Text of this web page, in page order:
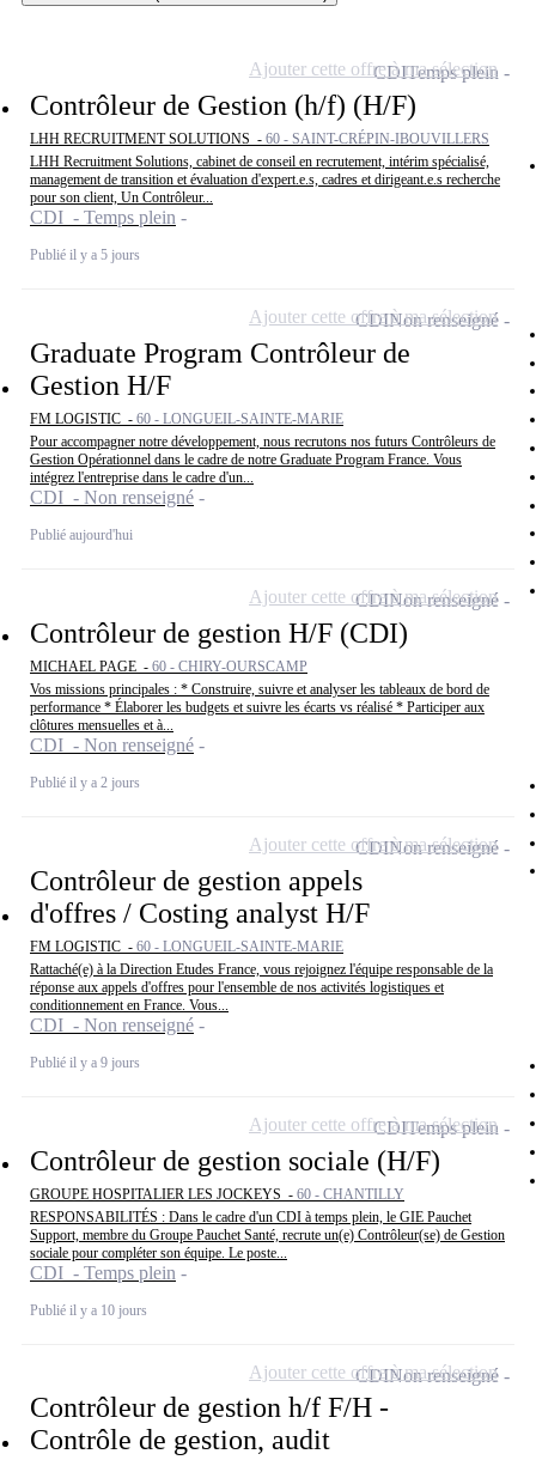
Contrôleur de Gestion (h/f) (H/F)
LHH RECRUITMENT SOLUTIONS - 60 - SAINT-CRÉPIN-IBOUVILLERS
LHH Recruitment Solutions, cabinet de conseil en recrutement, intérim spécialisé,
management de transition et évaluation d'expert.e.s, cadres et dirigeant.e.s recherche
pour son client, Un Contrôleur...
CDI - Temps plein
Publié il y a 5 jours
CDITemps plein
Ajouter cette offre à ma sélection
Graduate Program Contrôleur de
Gestion H/F
FM LOGISTIC - 60 - LONGUEIL-SAINTE-MARIE
Pour accompagner notre développement, nous recrutons nos futurs Contrôleurs de
Gestion Opérationnel dans le cadre de notre Graduate Program France. Vous
intégrez l'entreprise dans le cadre d'un...
CDI - Non renseigné
Publié aujourd'hui
CDINon renseigné
Ajouter cette offre à ma sélection
Contrôleur de gestion H/F (CDI)
MICHAEL PAGE - 60 - CHIRY-OURSCAMP
Vos missions principales : * Construire, suivre et analyser les tableaux de bord de
performance * Élaborer les budgets et suivre les écarts vs réalisé * Participer aux
clôtures mensuelles et à...
CDI - Non renseigné
Publié il y a 2 jours
CDINon renseigné
Ajouter cette offre à ma sélection
Contrôleur de gestion appels
d'offres / Costing analyst H/F
FM LOGISTIC - 60 - LONGUEIL-SAINTE-MARIE
Rattaché(e) à la Direction Etudes France, vous rejoignez l'équipe responsable de la
réponse aux appels d'offres pour l'ensemble de nos activités logistiques et
conditionnement en France. Vous...
CDI - Non renseigné
Publié il y a 9 jours
CDINon renseigné
Ajouter cette offre à ma sélection
Contrôleur de gestion sociale (H/F)
GROUPE HOSPITALIER LES JOCKEYS - 60 - CHANTILLY
RESPONSABILITÉS : Dans le cadre d'un CDI à temps plein, le GIE Pauchet
Support, membre du Groupe Pauchet Santé, recrute un(e) Contrôleur(se) de Gestion
sociale pour compléter son équipe. Le poste...
CDI - Temps plein
Publié il y a 10 jours
CDITemps plein
Ajouter cette offre à ma sélection
Contrôleur de gestion h/f F/H -
Contrôle de gestion, audit
CDINon renseigné
Ajouter cette offre à ma sélection